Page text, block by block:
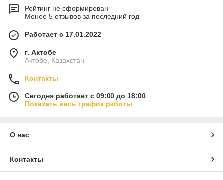
Рейтинг не сформирован
Менее 5 отзывов за последний год
Работает с 17.01.2022
г. Актобе
Актобе, Казахстан
Контакты
Сегодня работает с 09:00 до 18:00
Показать весь график работы
О нас
Контакты